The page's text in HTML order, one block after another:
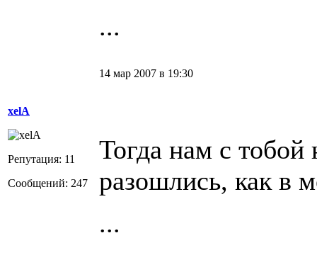
...
xelA
Репутация: 11
Сообщений: 247
14 мар 2007 в 19:30
Тогда нам с
разошлись, как в
...